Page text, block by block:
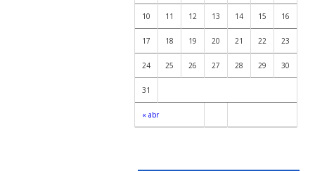
« abr
10 11 12 13 14 15 16
17 18 19 20 21 22 23
24 25 26 27 28 29 30
31